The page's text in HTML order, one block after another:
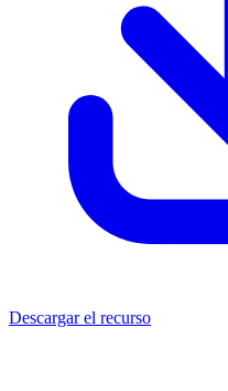
Descargar el recurso